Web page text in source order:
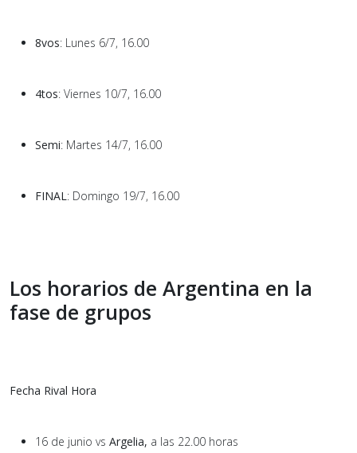
8vos: Lunes 6/7, 16.00
4tos: Viernes 10/7, 16.00
Semi: Martes 14/7, 16.00
FINAL: Domingo 19/7, 16.00
Los horarios de Argentina en la
fase de grupos
Fecha Rival Hora
16 de junio vs Argelia, a las 22.00 horas